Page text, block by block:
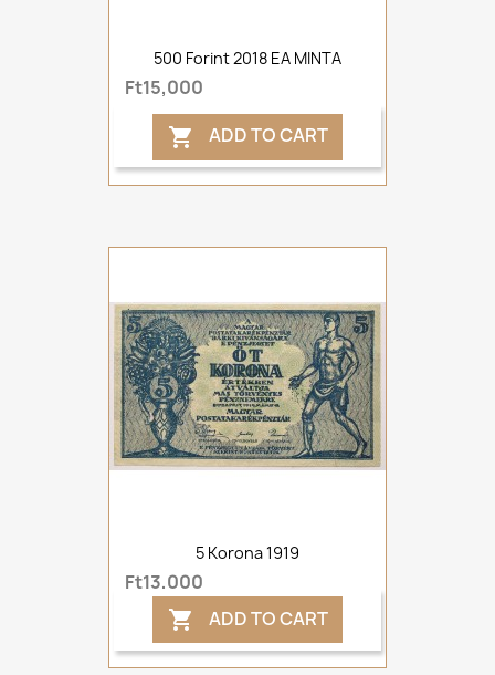
500 Forint 2018 EA MINTA
Ft15,000
 ADD TO CART
5 Korona 1919
Ft13,000
 ADD TO CART